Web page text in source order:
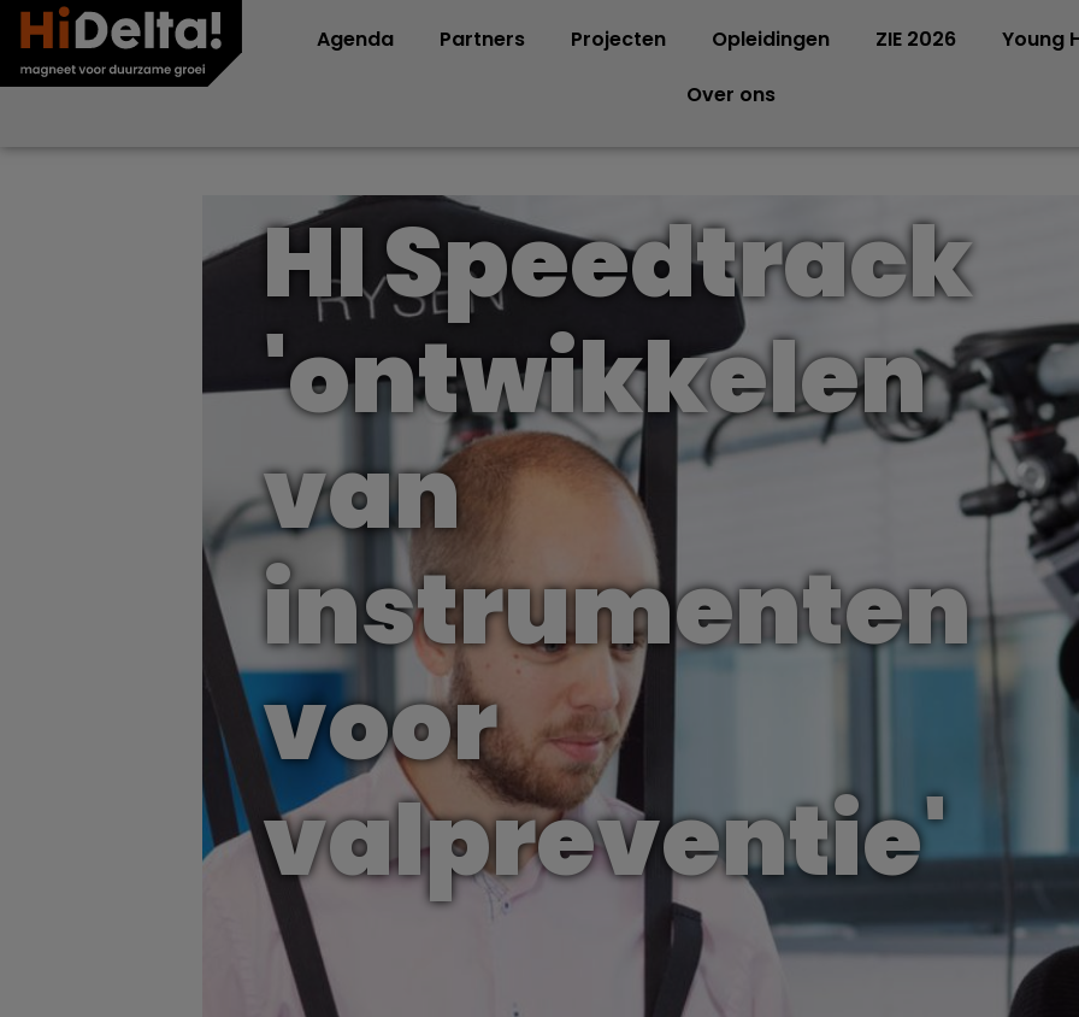
Agenda Partners Projecten Opleidingen ZIE 2026
Young
Over ons
HI Speedtrack
'ontwikkelen
van
instrumenten
voor
valpreventie'